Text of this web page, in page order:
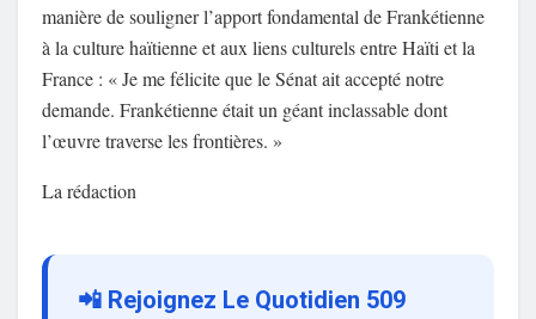
manière de souligner l’apport fondamental de Frankétienne
à la culture haïtienne et aux liens culturels entre Haïti et la
France : « Je me félicite que le Sénat ait accepté notre
demande. Frankétienne était un géant inclassable dont
l’œuvre traverse les frontières. »
La rédaction
📲 Rejoignez Le Quotidien 509